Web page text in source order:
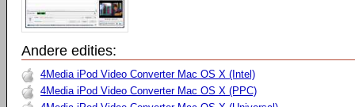
Andere edities:
4Media iPod Video Converter Mac OS X (Intel)
4Media iPod Video Converter Mac OS X (PPC)